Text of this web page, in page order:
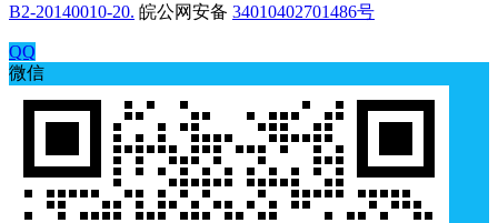
B2-20140010-20. 皖公网安备 34010402701486号
QQ
微信